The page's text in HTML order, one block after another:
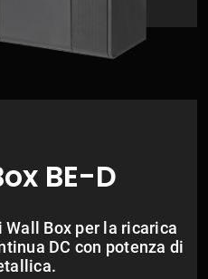
BE-D
Wall Box per la ricarica
DC con potenza di